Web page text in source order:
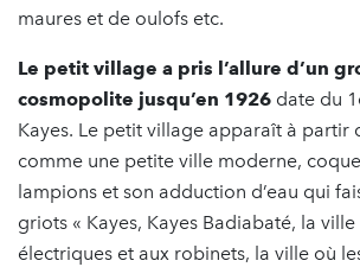
maures et de oulofs etc.
Le petit village a pris l’allure d’un
cosmopolite jusqu’en 1926 date du
Kayes. Le petit village apparaît à partir
comme une petite ville moderne,
lampions et son adduction d’eau qui
griots « Kayes, Kayes Badiabaté, la
électriques et aux robinets, la ville où